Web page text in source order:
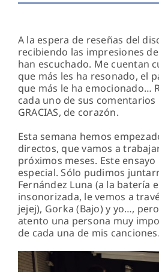
A la espera de reseñas del
recibiendo las impresiones
han escuchado. Me cuentan
que más les ha resonado, el
que más le ha emocionado…
cada uno de sus
GRACIAS, de corazón.
Esta semana hemos
directos, que vamos a
próximos meses. Este
especial. Sólo pudimos
Fernández Luna (a la batería
insonorizada, le vemos a
jejej), Gorka (Bajo) y yo…,
atento una persona muy
de cada una de mis